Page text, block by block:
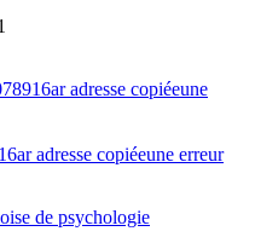
adresse copiéeune
adresse copiéeune erreur
de psychologie